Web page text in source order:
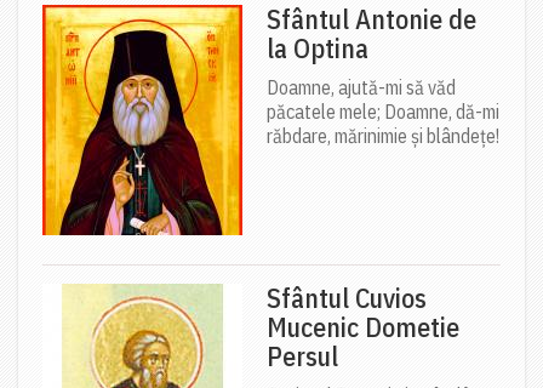
Sfântul Antonie de
la Optina
Doamne, ajută-mi să văd
păcatele mele; Doamne, dă-mi
răbdare, mărinimie şi blândeţe!
Sfântul Cuvios
Mucenic Dometie
Persul